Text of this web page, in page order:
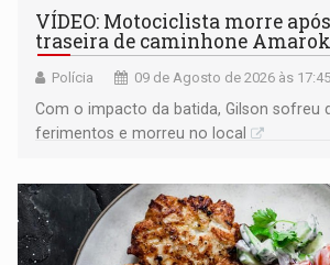
VÍDEO: Motociclista morre
traseira de caminhone Amarok
Polícia 09 de Agosto de 2026 às 17:45
​Com o impacto da batida, Gilson sofreu
ferimentos e morreu no local